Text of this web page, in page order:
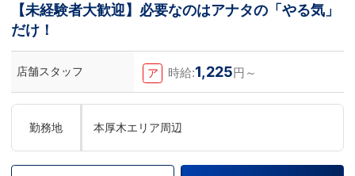
【未経験者大歓迎】必要なのはアナタの「やる気」
だけ！
店舗スタッフ ア 時給:1,225円～
勤務地 本厚木エリア周辺